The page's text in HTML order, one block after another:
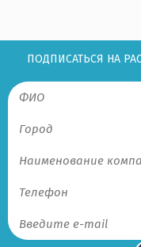
ПОДПИСАТЬСЯ НА